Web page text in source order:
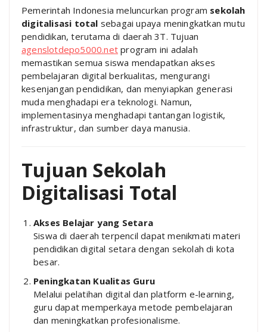
Pemerintah Indonesia meluncurkan program sekolah
digitalisasi total sebagai upaya meningkatkan mutu
pendidikan, terutama di daerah 3T. Tujuan
agenslotdepo5000.net program ini adalah
memastikan semua siswa mendapatkan akses
pembelajaran digital berkualitas, mengurangi
kesenjangan pendidikan, dan menyiapkan generasi
muda menghadapi era teknologi. Namun,
implementasinya menghadapi tantangan logistik,
infrastruktur, dan sumber daya manusia.
Tujuan Sekolah
Digitalisasi Total
Akses Belajar yang Setara
Siswa di daerah terpencil dapat menikmati materi
pendidikan digital setara dengan sekolah di kota
besar.
Peningkatan Kualitas Guru
Melalui pelatihan digital dan platform e-learning,
guru dapat memperkaya metode pembelajaran
dan meningkatkan profesionalisme.